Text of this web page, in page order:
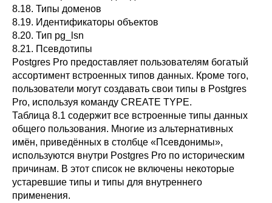
8.18. Типы доменов
8.19. Идентификаторы объектов
8.20. Тип pg_lsn
8.21. Псевдотипы
Postgres Pro предоставляет пользователям богатый
ассортимент встроенных типов данных. Кроме того,
пользователи могут создавать свои типы в Postgres
Pro, используя команду CREATE TYPE.
Таблица 8.1 содержит все встроенные типы данных
общего пользования. Многие из альтернативных
имён, приведённых в столбце «Псевдонимы»,
используются внутри Postgres Pro по историческим
причинам. В этот список не включены некоторые
устаревшие типы и типы для внутреннего
применения.